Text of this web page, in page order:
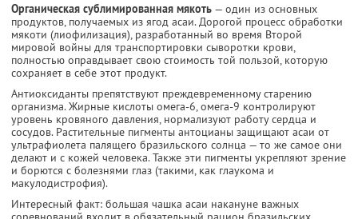
Органическая сублимированная мякоть — один из основных
продуктов, получаемых из ягод асаи. Дорогой процесс обработки
мякоти (лиофилизация), разработанный во время Второй
мировой войны для транспортировки сыворотки крови,
полностью оправдывает свою стоимость той пользой, которую
сохраняет в себе этот продукт.
Антиоксиданты препятствуют преждевременному старению
организма. Жирные кислоты омега-6, омега-9 контролируют
уровень кровяного давления, нормализуют работу сердца и
сосудов. Растительные пигменты антоцианы защищают асаи от
ультрафиолета палящего бразильского солнца — то же самое они
делают и с кожей человека. Также эти пигменты укрепляют зрение
и борются с болезнями глаз (такими, как глаукома и
макулодистрофия).
Интересный факт: большая чашка асаи накануне важных